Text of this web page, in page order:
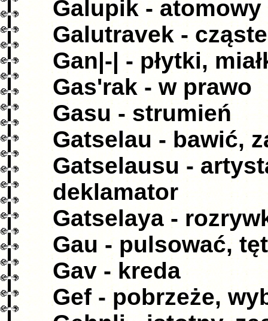
Galupik - atomowy
Galutravek -
Gan|-| - płytki,
Gas'rak - w prawo
Gasu - strumień
Gatselau - bawić,
Gatselausu -
deklamator
Gatselaya -
Gau - pulsować,
Gav - kreda
Gef - pobrzeże,